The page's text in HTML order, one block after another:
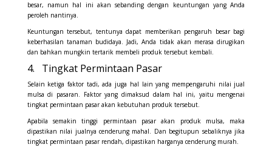
besar, namun hal ini akan sebanding dengan keuntungan yang Anda
peroleh nantinya.
Keuntungan tersebut, tentunya dapat memberikan pengaruh besar bagi
keberhasilan tanaman budidaya. Jadi, Anda tidak akan merasa dirugikan
dan bahkan mungkin tertarik membeli produk tersebut kembali.
4. Tingkat Permintaan Pasar
Selain ketiga faktor tadi, ada juga hal lain yang mempengaruhi nilai jual
mulsa di pasaran. Faktor yang dimaksud dalam hal ini, yaitu mengenai
tingkat permintaan pasar akan kebutuhan produk tersebut.
Apabila semakin tinggi permintaan pasar akan produk mulsa, maka
dipastikan nilai jualnya cenderung mahal. Dan begitupun sebaliknya jika
tingkat permintaan pasar rendah, dipastikan harganya cenderung murah.